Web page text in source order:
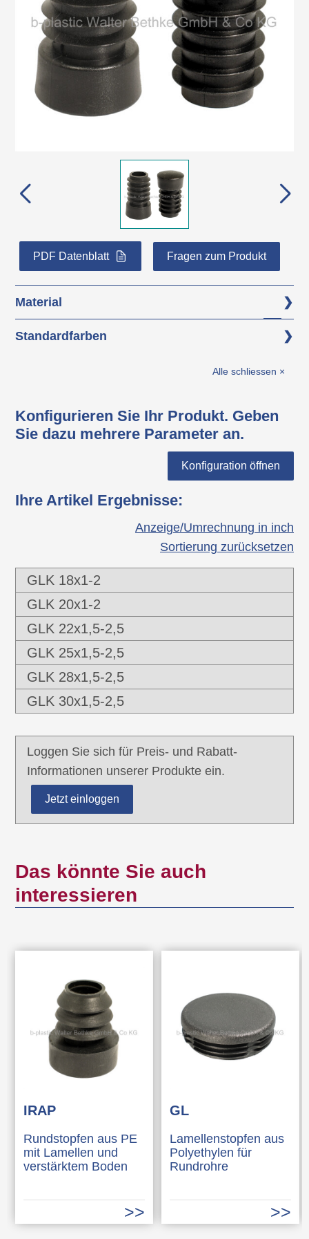
PDF Datenblatt Fragen zum Produkt
Material
Grundkörper: Polyethylen (PE)
Standardfarben
Alle schliessen ×
Konfigurieren Sie Ihr Produkt. Geben
Sie dazu mehrere Parameter an.
Konfiguration öffnen
Ihre Artikel Ergebnisse:
Anzeige/Umrechnung in inch
Sortierung zurücksetzen
GLK 18x1-2
GLK 20x1-2
GLK 22x1,5-2,5
GLK 25x1,5-2,5
GLK 28x1,5-2,5
GLK 30x1,5-2,5
Loggen Sie sich für Preis- und Rabatt-
Informationen unserer Produkte ein.
Jetzt einloggen
Das könnte Sie auch
interessieren
IRAP
Rundstopfen aus PE
mit Lamellen und
verstärktem Boden
GL
Lamellenstopfen aus
Polyethylen für
Rundrohre